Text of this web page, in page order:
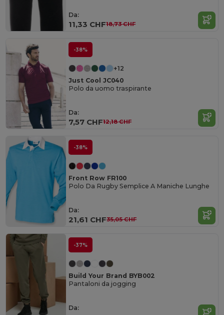
Da:
11,33 CHF18,73 CHF
-38%
+12
Just Cool JC040
Polo da uomo traspirante
Da:
7,57 CHF12,18 CHF
-38%
Front Row FR100
Polo Da Rugby Semplice A Maniche Lunghe
Da:
21,61 CHF35,05 CHF
-37%
Build Your Brand BYB002
Pantaloni da jogging
Da: